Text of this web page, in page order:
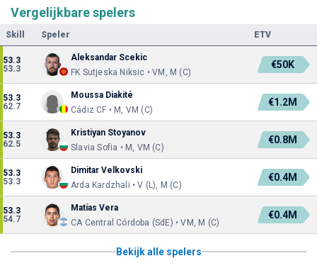
Vergelijkbare spelers
Skill Speler ETV
53.3
53.3
Aleksandar Scekic
FK Sutjeska Niksic • VM, M (C)
€50K
53.3
62.7
Moussa Diakité
Cádiz CF • M, VM (C)
€1.2M
53.3
62.5
Kristiyan Stoyanov
Slavia Sofia • M, VM (C)
€0.8M
53.3
53.3
Dimitar Velkovski
Arda Kardzhali • V (L), M (C)
€0.4M
53.3
54.7
Matías Vera
CA Central Córdoba (SdE) • VM, M (C)
€0.4M
Bekijk alle spelers